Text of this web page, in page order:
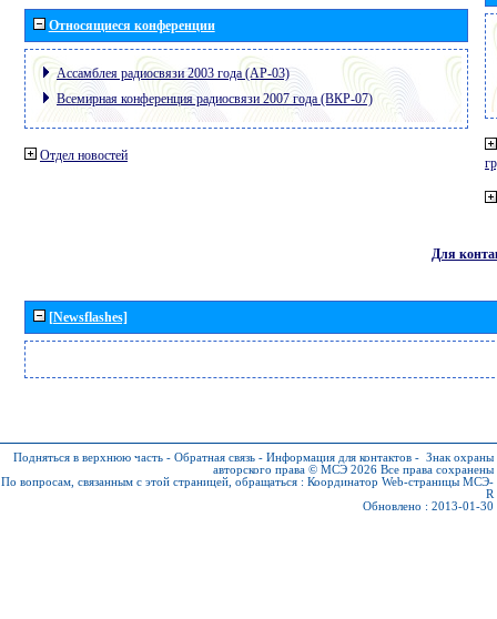
Относящиеся конференции
Ассамблея радиосвязи 2003 года (АР-03)
Всемирная конференция радиосвязи 2007 года (ВКР-07)
Отдел новостей
Для
[Newsflashes]
Подняться в верхнюю часть - Обратная связь - Информация для контактов - Знак охраны
авторского права © МСЭ 2026 Все права сохранены
По вопросам, связанным с этой страницей, обращаться : Координатор Web-страницы МСЭ-
R
Обновлено : 2013-01-30